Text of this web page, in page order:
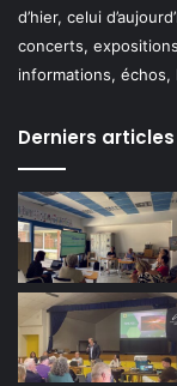
d’hier, celui
concerts,
informations,
Derniers articles